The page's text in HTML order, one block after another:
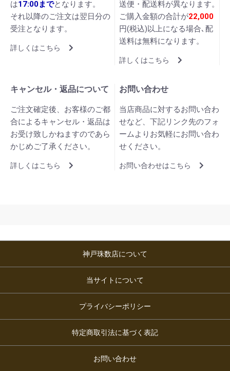
は17:00までとなります。
それ以降のご注文は翌日分の
受注となります。
詳しくはこちら
送便・配送料が異なります。
ご購入金額の合計が22,000
円(税込)以上になる場合､配
送料は無料になります。
詳しくはこちら
キャンセル・返品について
ご注文確定後、お客様のご都
合によるキャンセル・返品は
お受け致しかねますのであら
かじめご了承ください。
詳しくはこちら
お問い合わせ
当店商品に対するお問い合わ
せなど、下記リンク先のフォ
ームよりお気軽にお問い合わ
せください。
お問い合わせはこちら
神戸珠数店について
当サイトについて
プライバシーポリシー
特定商取引法に基づく表記
お問い合わせ